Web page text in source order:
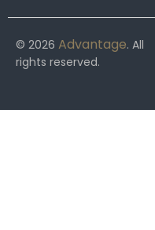
© 2026 Advantage. All
rights reserved.